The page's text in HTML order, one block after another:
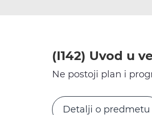
(I142) Uvod u
Ne postoji plan i
Detalji o predmetu